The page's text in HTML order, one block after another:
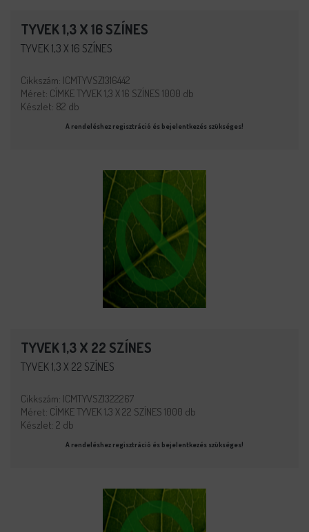
TYVEK 1,3 X 16 SZÍNES
TYVEK 1,3 X 16 SZÍNES
Cikkszám: ICMTYVSZ1316442
Méret: CÍMKE TYVEK 1,3 X 16 SZÍNES 1000 db
Készlet: 82 db
A rendeléshez regisztráció és bejelentkezés szükséges!
TYVEK 1,3 X 22 SZÍNES
TYVEK 1,3 X 22 SZÍNES
Cikkszám: ICMTYVSZ1322267
Méret: CÍMKE TYVEK 1,3 X 22 SZÍNES 1000 db
Készlet: 2 db
A rendeléshez regisztráció és bejelentkezés szükséges!